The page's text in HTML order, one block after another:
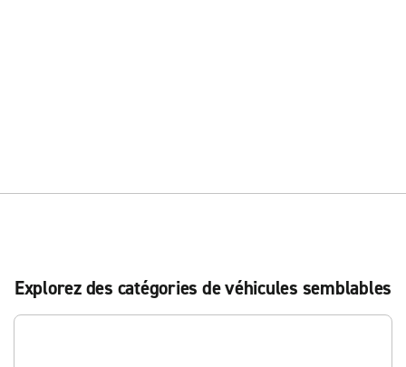
Explorez des catégories de véhicules semblables